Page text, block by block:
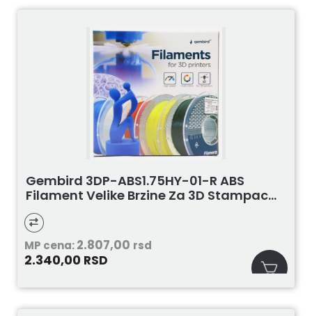
Gembird 3DP-ABS1.75HY-01-R ABS
Filament Velike Brzine Za 3D Stampac...
MP cena:2.807,00 rsd
2.340,00 RSD